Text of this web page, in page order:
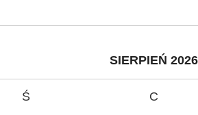
SIERPIEŃ 2026
Ś C